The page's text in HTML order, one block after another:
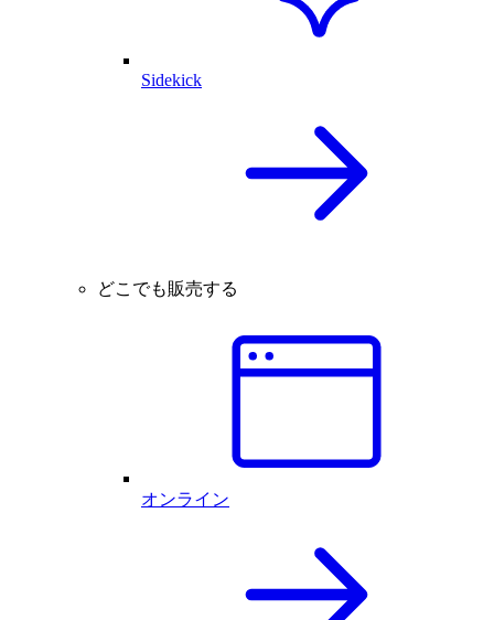
Sidekick
どこでも販売する
オンライン